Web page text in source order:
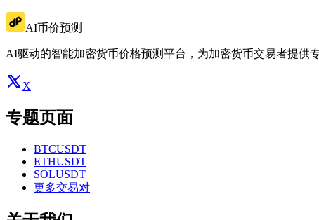
AI币价预测
AI驱动的智能加密货币价格预测平台，为加密货币交易者提供
X
专题页面
BTCUSDT
ETHUSDT
SOLUSDT
更多交易对